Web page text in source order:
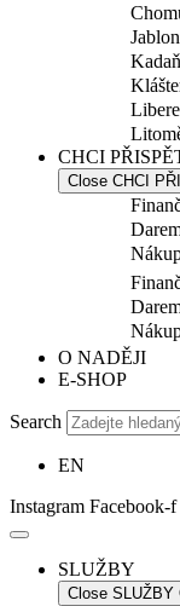
Kadaň
CHCI
Close CHCI
O NADĚJI
E-SHOP
Search
EN
Instagram Facebook-f
SLUŽBY
Close SLUŽBY